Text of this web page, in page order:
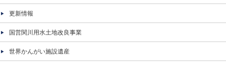
更新情報
国営関川用水土地改良事業
世界かんがい施設遺産